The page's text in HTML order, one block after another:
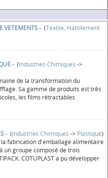
VETEMENTS- (Textile, Habillement
- (Industries Chimiques ->
de la transformation du
Sa gamme de produits est très
les films rétractables
- (Industries Chimiques -> Plastique)
la fabrication d'emballage alimentaire
un groupe composé de trois
COTUPLAST a pu développer